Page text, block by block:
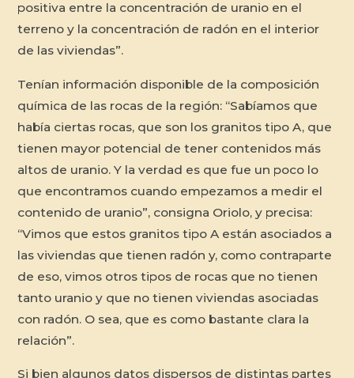
positiva entre la concentración de uranio en el
terreno y la concentración de radón en el interior
de las viviendas”.
Tenían información disponible de la composición
química de las rocas de la región: “Sabíamos que
había ciertas rocas, que son los granitos tipo A, que
tienen mayor potencial de tener contenidos más
altos de uranio. Y la verdad es que fue un poco lo
que encontramos cuando empezamos a medir el
contenido de uranio”, consigna Oriolo, y precisa:
“Vimos que estos granitos tipo A están asociados a
las viviendas que tienen radón y, como contraparte
de eso, vimos otros tipos de rocas que no tienen
tanto uranio y que no tienen viviendas asociadas
con radón. O sea, que es como bastante clara la
relación”.
Si bien algunos datos dispersos de distintas partes